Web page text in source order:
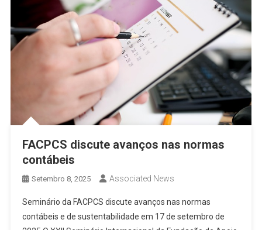
FACPCS discute avanços nas normas
contábeis
Setembro 8, 2025 Associated News
Seminário da FACPCS discute avanços nas normas
contábeis e de sustentabilidade em 17 de setembro de